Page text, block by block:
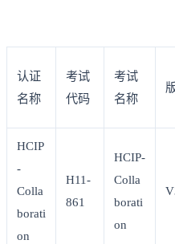
认证
名称
考试
代码
考试
名称
HCIP
-
Colla
borati
on
H11-
861
HCIP-
Colla
borati
on